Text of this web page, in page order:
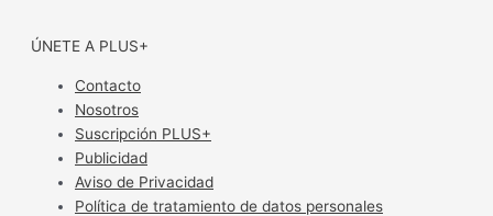
ÚNETE A PLUS+
Contacto
Nosotros
Suscripción PLUS+
Publicidad
Aviso de Privacidad
Política de tratamiento de datos personales